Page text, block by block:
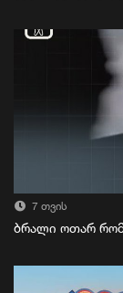
7 თვის
ბრალი ოთარ